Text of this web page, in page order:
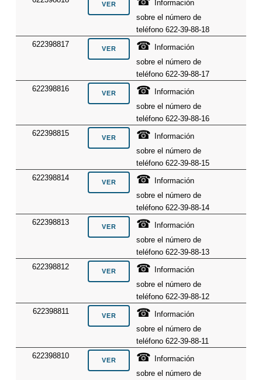
Información
sobre el número de
teléfono 622-39-88-18
622398817
☎ Información
sobre el número de
teléfono 622-39-88-17
622398816
☎ Información
sobre el número de
teléfono 622-39-88-16
622398815
☎ Información
sobre el número de
teléfono 622-39-88-15
622398814
☎ Información
sobre el número de
teléfono 622-39-88-14
622398813
☎ Información
sobre el número de
teléfono 622-39-88-13
622398812
☎ Información
sobre el número de
teléfono 622-39-88-12
622398811
☎ Información
sobre el número de
teléfono 622-39-88-11
622398810
☎ Información
sobre el número de